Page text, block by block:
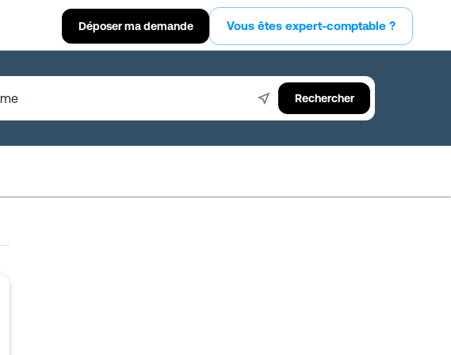
Déposer ma demande Vous êtes expert-comptable ?
Rechercher